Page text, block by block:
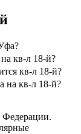
кв-л 18-й?
кв-л 18-й?
на кв-л 18-й?
Федерации.